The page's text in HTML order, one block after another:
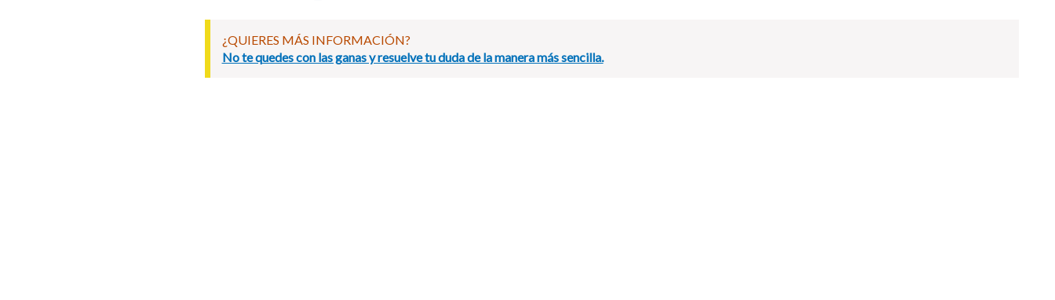
¿QUIERES MÁS INFORMACIÓN?
No te quedes con las ganas y resuelve tu duda de la manera más sencilla.